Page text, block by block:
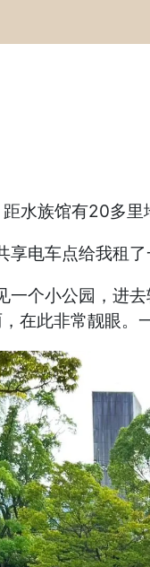
水族馆有20多
电车点给我租了
个小公园，进
在此非常靓眼。